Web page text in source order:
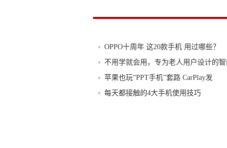
OPPO十周年 这20款手机 用过哪些？
不用学就会用，专为老人用户设计的
苹果也玩“PPT手机”套路 CarPlay发
每天都接触的4大手机使用技巧